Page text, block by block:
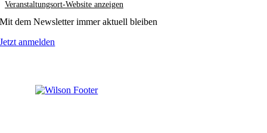
Veranstaltungsort-Website anzeigen
Mit dem Newsletter immer aktuell bleiben
Jetzt anmelden